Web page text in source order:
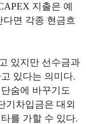
지출은 예
다면 각종 현금흐
있지만 선수금과
있다는 의미다.
숨에 바꾸기도
기차입금은 대외
를 가할 수 있다.